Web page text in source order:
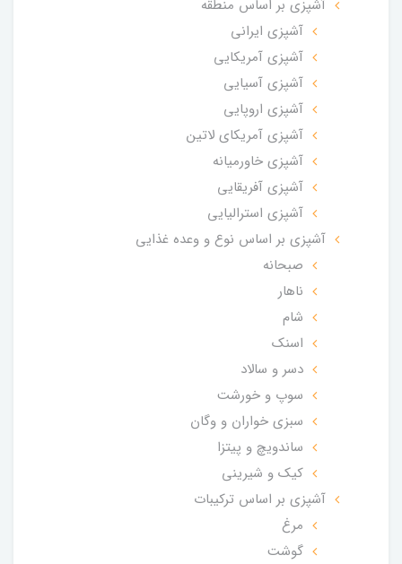
آشپزی بر اساس منطقه
آشپزی ایرانی
آشپزی آمریکایی
آشپزی آسیایی
آشپزی اروپایی
آشپزی آمریکای لاتین
آشپزی خاورمیانه
آشپزی آفریقایی
آشپزی استرالیایی
آشپزی بر اساس نوع و وعده غذایی
صبحانه
ناهار
شام
اسنک
دسر و سالاد
سوپ و خورشت
سبزی خواران و وگان
ساندویچ و پیتزا
کیک و شیرینی
آشپزی بر اساس ترکیبات
مرغ
گوشت